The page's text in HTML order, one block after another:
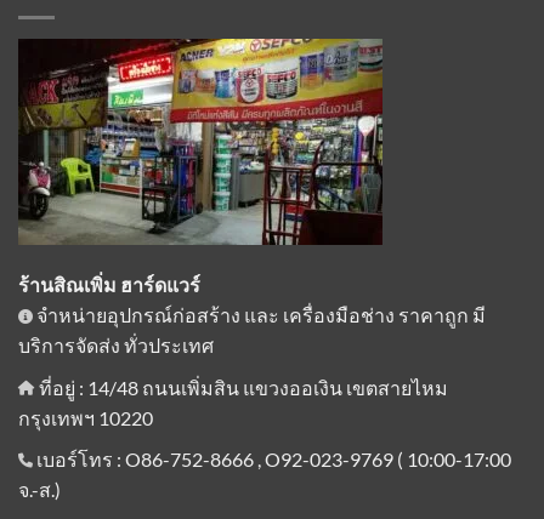
ร้านสิณเพิ่ม ฮาร์ดแวร์
จำหน่ายอุปกรณ์ก่อสร้าง และ เครื่องมือช่าง ราคาถูก มี
บริการจัดส่ง ทั่วประเทศ
ที่อยู่ : 14/48 ถนนเพิ่มสิน แขวงออเงิน เขตสายไหม
กรุงเทพฯ 10220
เบอร์โทร : O86-752-8666 , O92-023-9769 ( 10:00-17:00
จ.-ส.)